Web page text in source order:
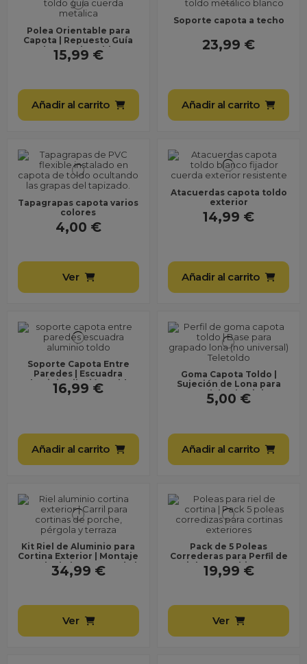
Polea Orientable para
Capota | Repuesto Guía
de Cuerda Toldo
15,99 €
Añadir al carrito
Soporte capota a techo
23,99 €
Añadir al carrito
Tapagrapas capota varios
colores
4,00 €
Ver
Atacuerdas capota toldo
exterior
14,99 €
Añadir al carrito
Soporte Capota Entre
Paredes | Escuadra
Aluminio Fijación Toldo
16,99 €
Añadir al carrito
Goma Capota Toldo |
Sujeción de Lona para
Perfil de Aluminio
5,00 €
Añadir al carrito
Kit Riel de Aluminio para
Cortina Exterior | Montaje
a Techo | Blanco Lacado |
Ideal...
34,99 €
Ver
Pack de 5 Poleas
Correderas para Perfil de
Riel ● Recambio para
cortina ● Rulinas de...
19,99 €
Ver